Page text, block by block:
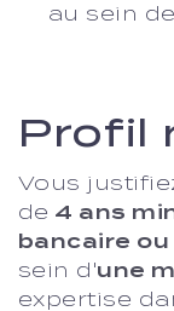
au sein
Profil
Vous
de 4 ans
bancaire
sein d'une
expertise